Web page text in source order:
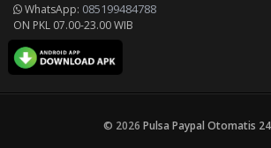
WhatsApp: 085199484788
ON PKL 07.00-23.00 WIB
© 2026 Pulsa Paypal Otomatis 24